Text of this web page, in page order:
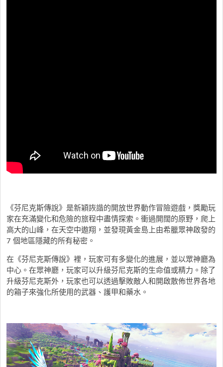
《芬尼克斯傳說》是新穎詼諧的開放世界動作冒險遊戲，獎勵玩
家在充滿變化和危險的旅程中盡情探索。衝過開闊的原野，爬上
高大的山峰，在天空中遨翔，並發現黃金島上由希臘眾神啟發的
7 個地區隱藏的所有秘密。
在《芬尼克斯傳說》裡，玩家可有多變化的進展，並以眾神廳為
中心。在眾神廳，玩家可以升級芬尼克斯的生命值或精力。除了
升級芬尼克斯外，玩家也可以透過擊敗敵人和開啟散佈世界各地
的箱子來強化所使用的武器、護甲和藥水。